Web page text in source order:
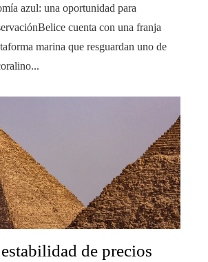
azul: una oportunidad para
cuenta con una franja
marina que resguardan uno de
de precios